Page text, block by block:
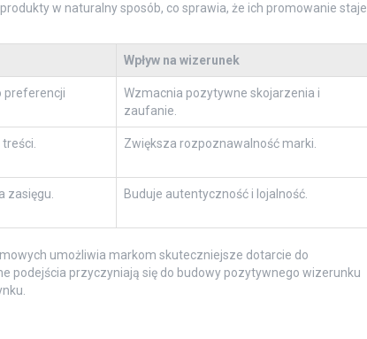
w naturalny sposób, co sprawia, że ich promowanie staje
Wpływ na wizerunek
preferencji
Wzmacnia pozytywne skojarzenia i
zaufanie.
Zwiększa rozpoznawalność marki.
zasięgu. Buduje autentyczność i lojalność.
umożliwia markom skuteczniejsze dotarcie do
podejścia przyczyniają się do budowy pozytywnego wizerunku